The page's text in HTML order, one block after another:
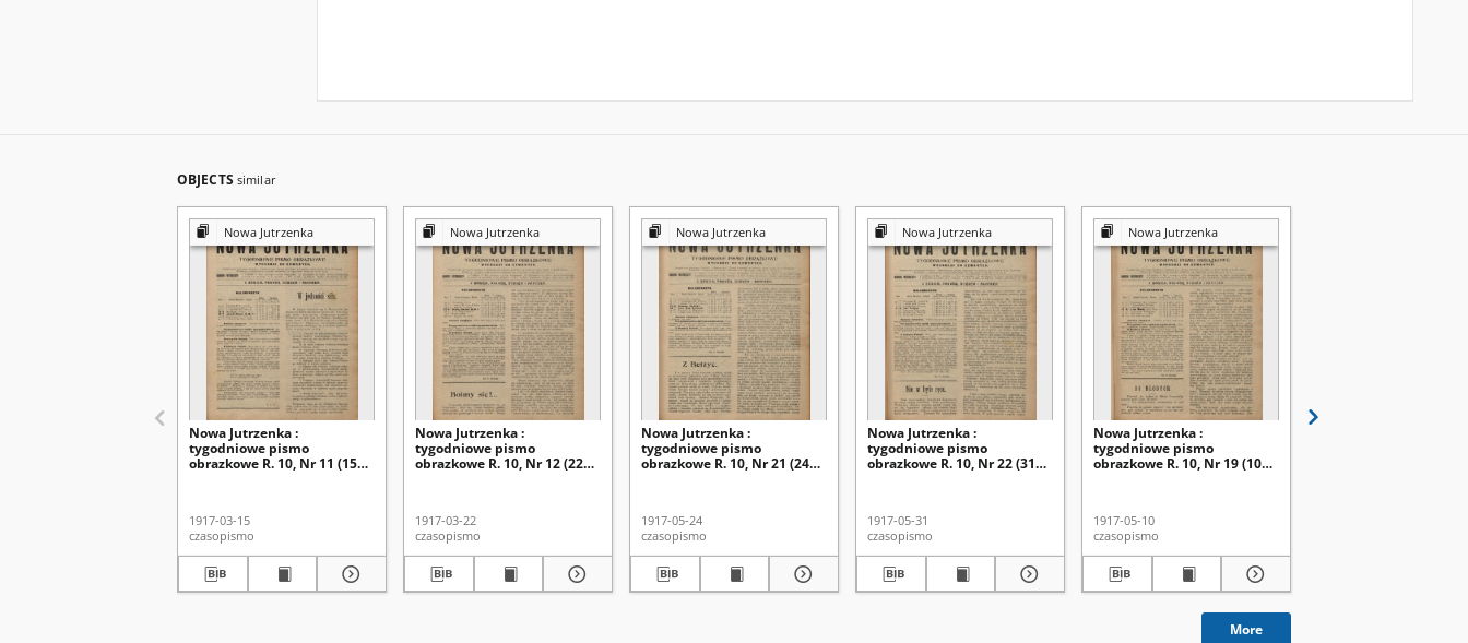
OBJECTS similar
Nowa Jutrzenka
Nowa Jutrzenka :
tygodniowe pismo
obrazkowe R. 10, Nr 11 (15
1917-03-15
czasopismo
Nowa Jutrzenka
Nowa Jutrzenka :
tygodniowe pismo
obrazkowe R. 10, Nr 12 (22
1917-03-22
czasopismo
Nowa Jutrzenka
Nowa Jutrzenka :
tygodniowe pismo
obrazkowe R. 10, Nr 21 (24
1917-05-24
czasopismo
Nowa Jutrzenka
Nowa Jutrzenka :
tygodniowe pismo
obrazkowe R. 10, Nr 22 (31
1917-05-31
czasopismo
Nowa Jutrzenka
Nowa Jutrzenka :
tygodniowe pismo
obrazkowe R. 10, Nr 19 (10
1917-05-10
czasopismo
More